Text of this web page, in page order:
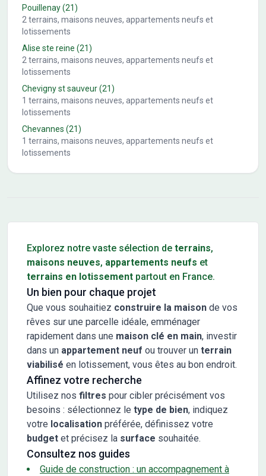
Pouillenay(21)
2 terrains, maisons neuves, appartements neufs et
lotissements
Alise ste reine (21)
2 terrains, maisons neuves, appartements neufs et
lotissements
Chevigny st sauveur(21)
1 terrains, maisons neuves, appartements neufs et
lotissements
Chevannes (21)
1 terrains, maisons neuves, appartements neufs et
lotissements
Explorez notre vaste sélection de terrains,
maisons neuves, appartements neufs et
terrains en lotissement partout en France.
Un bien pour chaque projet
Que vous souhaitiez construire la maison de vos
rêves sur une parcelle idéale, emménager
rapidement dans une maison clé en main, investir
dans un appartement neuf ou trouver un terrain
viabilisé en lotissement, vous êtes au bon endroit.
Affinez votre recherche
Utilisez nos filtres pour cibler précisément vos
besoins : sélectionnez le type de bien, indiquez
votre localisation préférée, définissez votre
budget et précisez la surface souhaitée.
Consultez nos guides
Guide de construction : un accompagnement à